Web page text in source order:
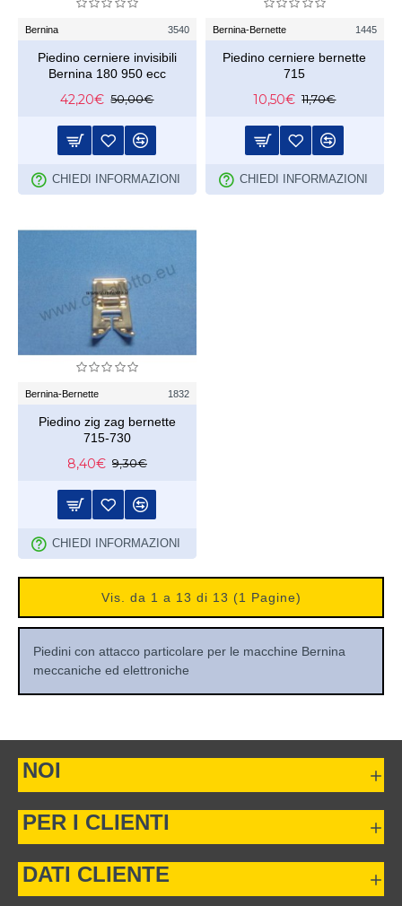
Piedini con attacco particolare per le macchine Bernina
meccaniche ed elettroniche
Bernina 3540
Piedino cerniere invisibili
Bernina 180 950 ecc
42,20€ 50,00€
CHIEDI INFORMAZIONI
Bernina-Bernette 1445
Piedino cerniere bernette
715
10,50€ 11,70€
CHIEDI INFORMAZIONI
Bernina-Bernette 1832
Piedino zig zag bernette
715-730
8,40€ 9,30€
CHIEDI INFORMAZIONI
Vis. da 1 a 13 di 13 (1 Pagine)
NOI
PER I CLIENTI
DATI CLIENTE